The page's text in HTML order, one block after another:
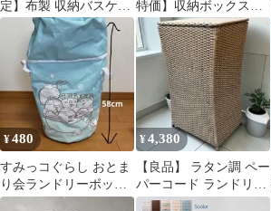
定】布製 収納バスケッ
ト ランドリーボックス
特価】収納ボックス＆
ランドリーボックス 3
点セット
¥480
すみっコぐらし おとま
り会ランドリーボック
ス
¥4,380
【良品】 ラタン調 ペー
パーコード ランドリー
ボックス（蓋付き） 洗